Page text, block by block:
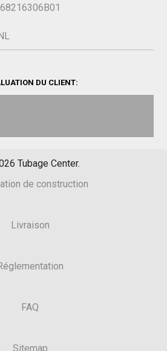
DU CLIENT:
Tubage Center.
de construction
Livraison
FAQ
Sitemap